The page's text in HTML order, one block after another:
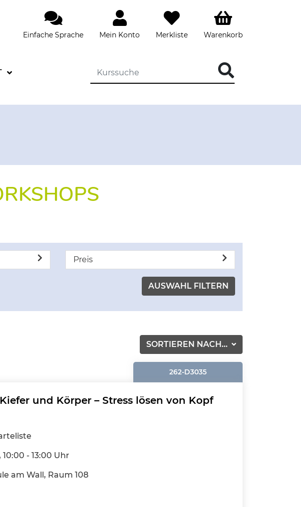
Einfache Sprache Mein Konto Merkliste Warenkorb
Preis
SORTIEREN NACH...
262-D3035
und Körper – Stress lösen von Kopf
10:00 - 13:00 Uhr
am Wall, Raum 108